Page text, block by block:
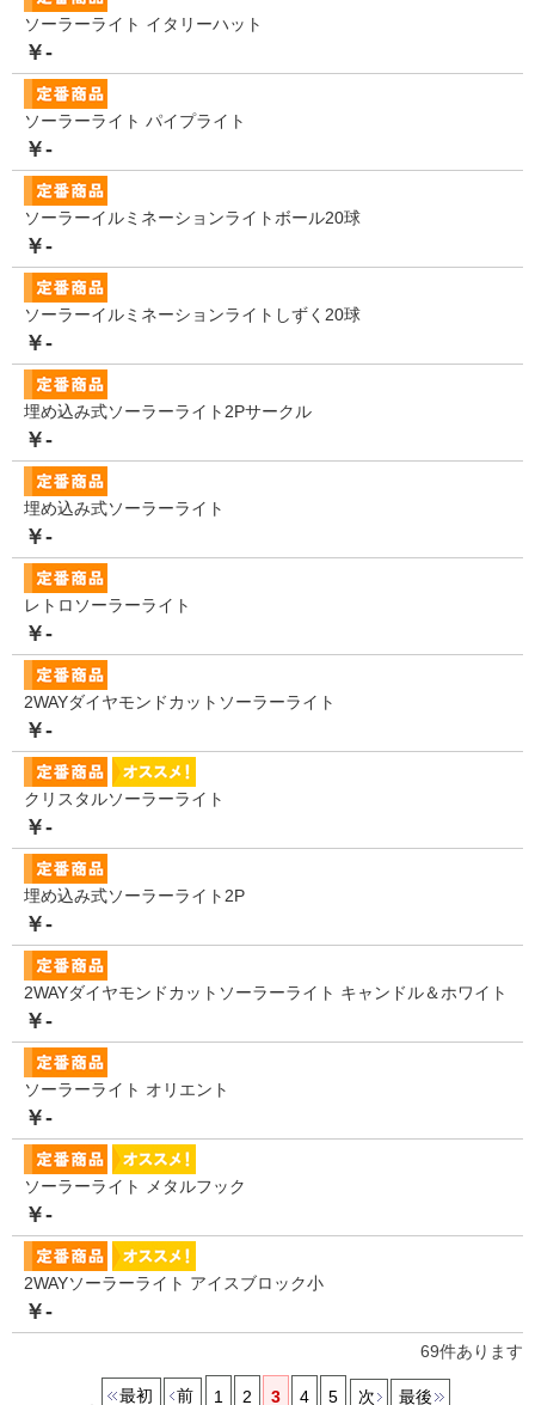
ソーラーライト イタリーハット
￥-
ソーラーライト パイプライト
￥-
ソーラーイルミネーションライトボール20球
￥-
ソーラーイルミネーションライトしずく20球
￥-
埋め込み式ソーラーライト2Pサークル
￥-
埋め込み式ソーラーライト
￥-
レトロソーラーライト
￥-
2WAYダイヤモンドカットソーラーライト
￥-
クリスタルソーラーライト
￥-
埋め込み式ソーラーライト2P
￥-
2WAYダイヤモンドカットソーラーライト キャンドル＆ホワイト
￥-
ソーラーライト オリエント
￥-
ソーラーライト メタルフック
￥-
2WAYソーラーライト アイスブロック小
￥-
69件あります
最初 前 1 2 3 4 5 次 最後